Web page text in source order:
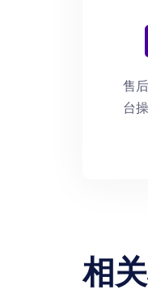
售
台
相